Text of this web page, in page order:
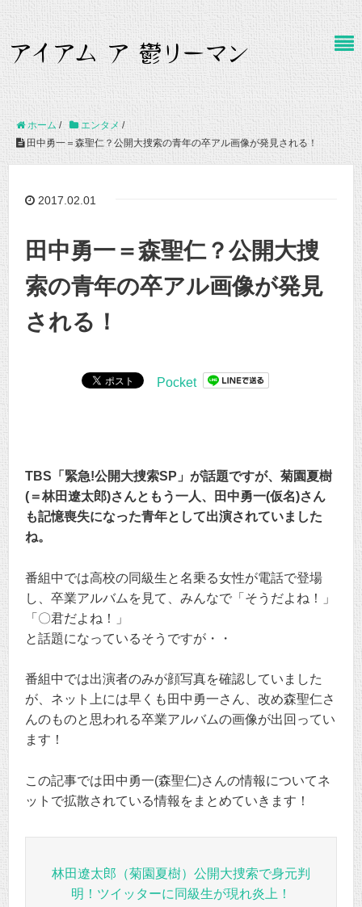
ホーム / エンタメ /
田中勇一＝森聖仁？公開大捜索の青年の卒アル画像が発見される！
2017.02.01
田中勇一＝森聖仁？公開大捜
索の青年の卒アル画像が発見
される！
Pocket
TBS「緊急!公開大捜索SP」が話題ですが、菊園夏樹
(＝林田遼太郎)さんともう一人、田中勇一(仮名)さん
も記憶喪失になった青年として出演されていました
ね。
番組中では高校の同級生と名乗る女性が電話で登場
し、卒業アルバムを見て、みんなで「そうだよね！」
「〇君だよね！」
と話題になっているそうですが・・
番組中では出演者のみが顔写真を確認していました
が、ネット上には早くも田中勇一さん、改め森聖仁さ
んのものと思われる卒業アルバムの画像が出回ってい
ます！
この記事では田中勇一(森聖仁)さんの情報についてネ
ットで拡散されている情報をまとめていきます！
林田遼太郎（菊園夏樹）公開大捜索で身元判
明！ツイッターに同級生が現れ炎上！